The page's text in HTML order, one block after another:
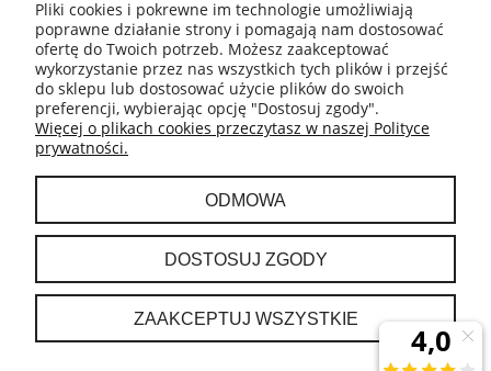
PŁATNOŚCI I DOSTAWA
GWARANCJA I ZWROTY
MOJE KONTO
O NAS
Pliki cookies i pokrewne im technologie umożliwiają
poprawne działanie strony i pomagają nam dostosować
ofertę do Twoich potrzeb. Możesz zaakceptować
wykorzystanie przez nas wszystkich tych plików i przejść
do sklepu lub dostosować użycie plików do swoich
preferencji, wybierając opcję "Dostosuj zgody".
Więcej o plikach cookies przeczytasz w naszej Polityce
prywatności.
ODMOWA
DOSTOSUJ ZGODY
ZAAKCEPTUJ WSZYSTKIE